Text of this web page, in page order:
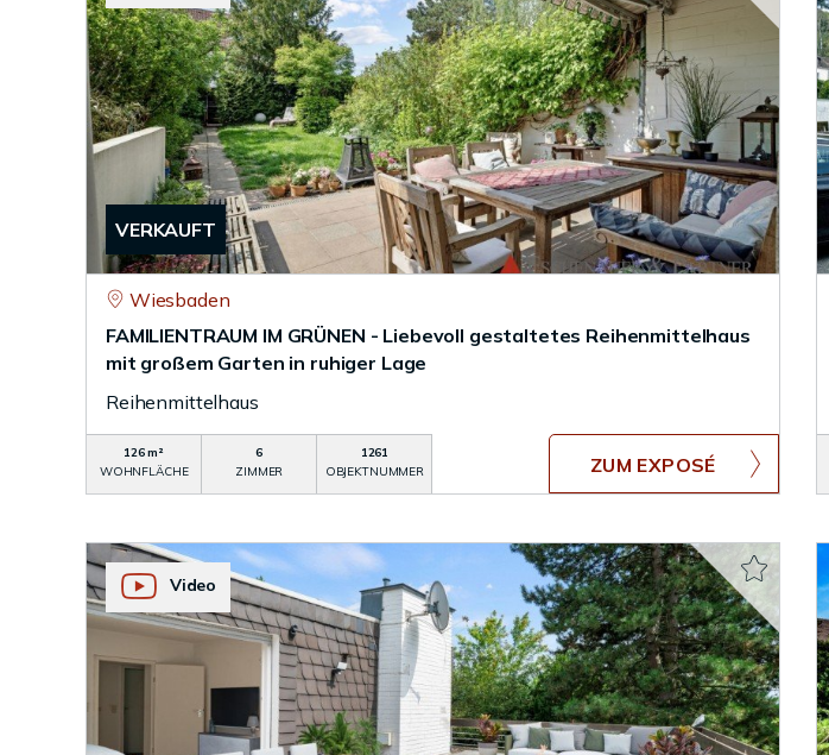
VERKAUFT
Wiesbaden
FAMILIENTRAUM IM GRÜNEN - Liebevoll gestaltetes Reihenmittelhaus
mit großem Garten in ruhiger Lage
Reihenmittelhaus
126 m²
WOHNFLÄCHE
6
ZIMMER
1261
OBJEKTNUMMER
ZUM EXPOSÉ
Video